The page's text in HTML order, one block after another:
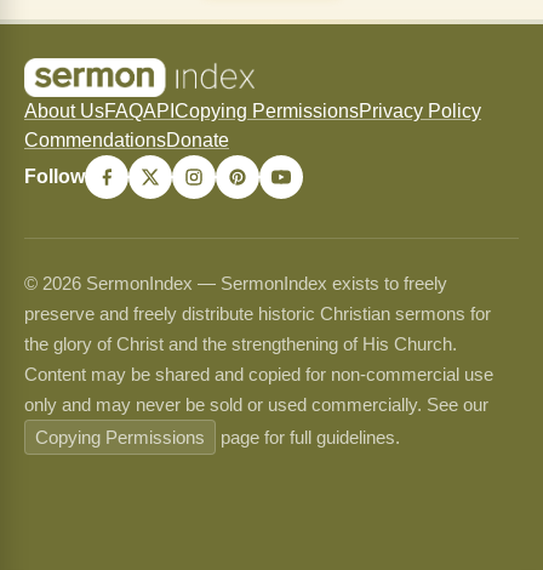
About UsFAQAPI Copying PermissionsPrivacy Policy
CommendationsDonate
Follow
© 2026 SermonIndex — SermonIndex exists to freely
preserve and freely distribute historic Christian sermons for
the glory of Christ and the strengthening of His Church.
Content may be shared and copied for non-commercial use
only and may never be sold or used commercially. See our
Copying Permissions
page for full guidelines.